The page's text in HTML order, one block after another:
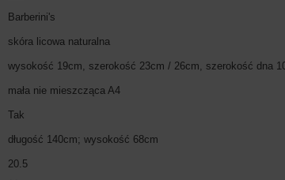
Barberini's
skóra licowa naturalna
wysokość 19cm, szerokość 23cm / 26cm, szerokość dna
mała nie mieszcząca A4
Tak
długość 140cm; wysokość 68cm
20.5